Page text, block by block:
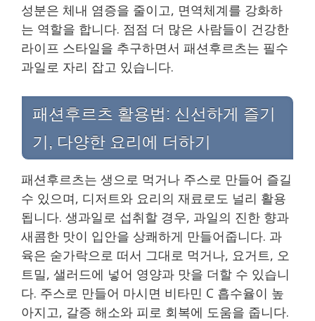
성분은 체내 염증을 줄이고, 면역체계를 강화하
는 역할을 합니다. 점점 더 많은 사람들이 건강한
라이프 스타일을 추구하면서 패션후르츠는 필수
과일로 자리 잡고 있습니다.
패션후르츠 활용법: 신선하게 즐기
기, 다양한 요리에 더하기
패션후르츠는 생으로 먹거나 주스로 만들어 즐길
수 있으며, 디저트와 요리의 재료로도 널리 활용
됩니다. 생과일로 섭취할 경우, 과일의 진한 향과
새콤한 맛이 입안을 상쾌하게 만들어줍니다. 과
육은 숟가락으로 떠서 그대로 먹거나, 요거트, 오
트밀, 샐러드에 넣어 영양과 맛을 더할 수 있습니
다. 주스로 만들어 마시면 비타민 C 흡수율이 높
아지고, 갈증 해소와 피로 회복에 도움을 줍니다.